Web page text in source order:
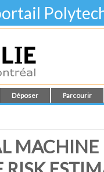
Déposer Parcourir
MACHINE